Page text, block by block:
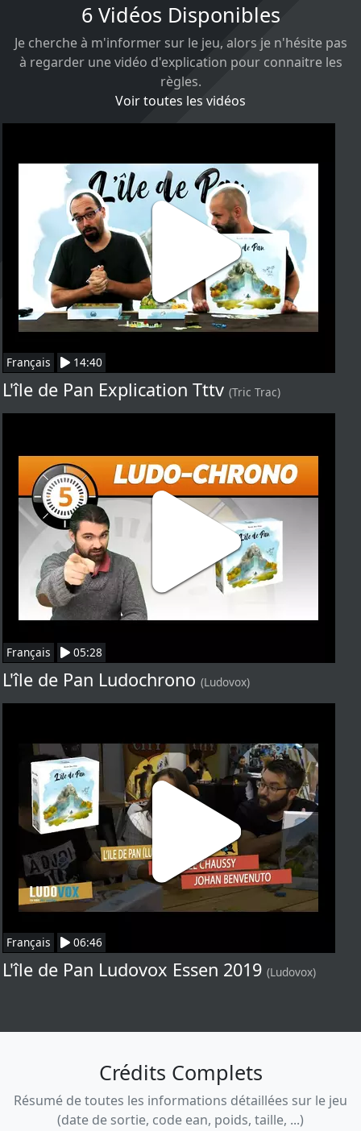
6 Vidéos Disponibles
Je cherche à m'informer sur le jeu, alors je n'hésite pas
à regarder une vidéo d'explication pour connaitre les
règles.
Voir toutes les vidéos
Français 14:40
L'île de Pan Explication Tttv (Tric Trac)
Français 05:28
L'île de Pan Ludochrono (Ludovox)
Français 06:46
L'île de Pan Ludovox Essen 2019 (Ludovox)
Crédits Complets
Résumé de toutes les informations détaillées sur le jeu
(date de sortie, code ean, poids, taille, ...)